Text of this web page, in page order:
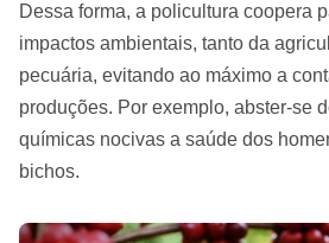
Dessa forma, a policultura coopera
impactos ambientais, tanto da
pecuária, evitando ao máximo a
produções. Por exemplo, abster-se
químicas nocivas a saúde dos
bichos.